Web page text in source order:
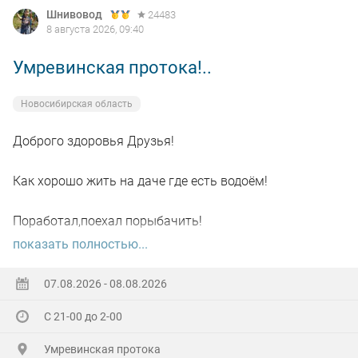
Шнивовод
24483
8 августа 2026, 09:40
Умревинская протока!..
Новосибирская область
Доброго здоровья Друзья!
Как хорошо жить на даче где есть водоём!
Поработал,поехал порыбачить!
поработал"цирюльником" 😂в теплицах!
А вечером захотелось повторить предыдущее "ночное
рандеву"!
показать полностью...
07.08.2026 - 08.08.2026
С 21-00 до 2-00
Умревинская протока